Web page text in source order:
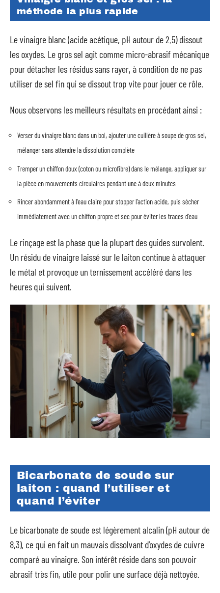
méthode la plus rapide
Le vinaigre blanc (acide acétique, pH autour de 2,5) dissout
les oxydes. Le gros sel agit comme micro-abrasif mécanique
pour détacher les résidus sans rayer, à condition de ne pas
utiliser de sel fin qui se dissout trop vite pour jouer ce rôle.
Nous observons les meilleurs résultats en procédant ainsi :
Verser du vinaigre blanc dans un bol, ajouter une cuillère à soupe de gros sel,
mélanger sans attendre la dissolution complète
Tremper un chiffon doux (coton ou microfibre) dans le mélange, appliquer sur
la pièce en mouvements circulaires pendant une à deux minutes
Rincer abondamment à l’eau claire pour stopper l’action acide, puis sécher
immédiatement avec un chiffon propre et sec pour éviter les traces d’eau
Le rinçage est la phase que la plupart des guides survolent.
Un résidu de vinaigre laissé sur le laiton continue à attaquer
le métal et provoque un ternissement accéléré dans les
heures qui suivent.
Bicarbonate de soude sur
laiton : quand l’utiliser et
quand l’éviter
Le bicarbonate de soude est légèrement alcalin (pH autour de
8,3), ce qui en fait un mauvais dissolvant d’oxydes de cuivre
comparé au vinaigre. Son intérêt réside dans son pouvoir
abrasif très fin, utile pour polir une surface déjà nettoyée.